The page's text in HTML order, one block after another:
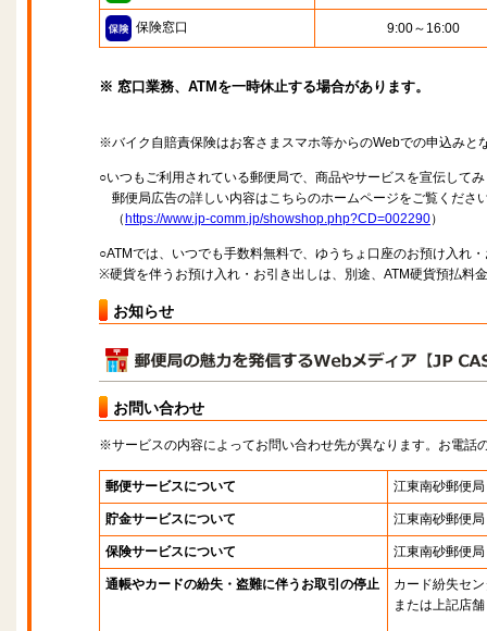
保険窓口 9:00～16:00
※ 窓口業務、ATMを一時休止する場合があります。
※バイク自賠責保険はお客さまスマホ等からのWebでの申込みと
○いつもご利用されている郵便局で、商品やサービスを宣伝して
郵便局広告の詳しい内容はこちらのホームページをご覧くださ
（ https://www.jp-comm.jp/showshop.php?CD=002290）
○ATMでは、いつでも手数料無料で、ゆうちょ口座のお預け入れ
※硬貨を伴うお預け入れ・お引き出しは、別途、ATM硬貨預払料
お知らせ
お問い合わせ
※サービスの内容によってお問い合わせ先が異なります。お電話
郵便サービスについて 江東南砂郵便局
貯金サービスについて 江東南砂郵便局
保険サービスについて 江東南砂郵便局
通帳やカードの紛失・盗難に伴うお取引の停止
カード紛失セ
または上記店舗